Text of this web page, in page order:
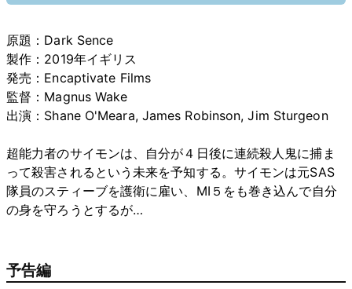
原題：Dark Sence
製作：2019年イギリス
発売：Encaptivate Films
監督：Magnus Wake
出演：Shane O'Meara, James Robinson, Jim Sturgeon
超能力者のサイモンは、自分が４日後に連続殺人鬼に捕ま
って殺害されるという未来を予知する。サイモンは元SAS
隊員のスティーブを護衛に雇い、MI５をも巻き込んで自分
の身を守ろうとするが…
予告編